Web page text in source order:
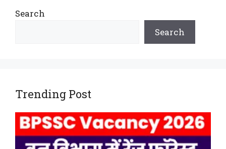
Search
Search
Trending Post